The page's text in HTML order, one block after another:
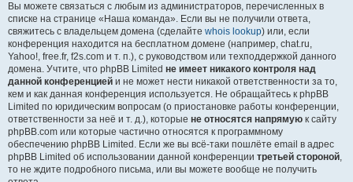
Вы можете связаться с любым из администраторов, перечисленных в
списке на странице «Наша команда». Если вы не получили ответа,
свяжитесь с владельцем домена (сделайте whois lookup) или, если
конференция находится на бесплатном домене (например, chat.ru,
Yahoo!, free.fr, f2s.com и т. п.), с руководством или техподдержкой данного
домена. Учтите, что phpBB Limited не имеет никакого контроля над
данной конференцией и не может нести никакой ответственности за то,
кем и как данная конференция используется. Не обращайтесь к phpBB
Limited по юридическим вопросам (о приостановке работы конференции,
ответственности за неё и т. д.), которые не относятся напрямую к сайту
phpBB.com или которые частично относятся к программному
обеспечению phpBB Limited. Если же вы всё-таки пошлёте email в адрес
phpBB Limited об использовании данной конференции третьей стороной,
то не ждите подробного письма, или вы можете вообще не получить